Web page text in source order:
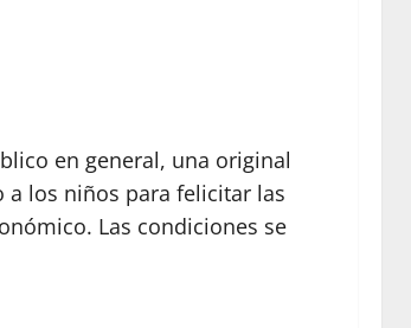
en general, una original
a los niños para felicitar las
Las condiciones se